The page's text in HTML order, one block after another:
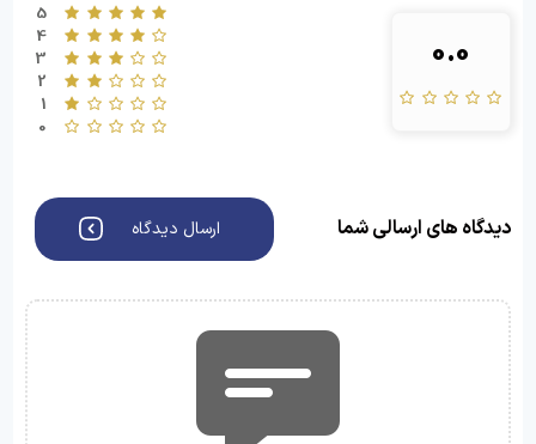
0.0
5
4
3
2
1
0
دیدگاه های ارسالی شما ارسال دیدگاه